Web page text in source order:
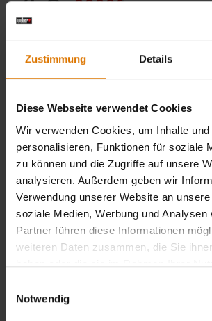
Zustimmung Details
Diese Webseite verwendet Cookies
Wir verwenden Cookies, um Inhalte
personalisieren, Funktionen für soziale
zu können und die Zugriffe auf unsere
analysieren. Außerdem geben wir
Verwendung unserer Website an
soziale Medien, Werbung und Analysen
Partner führen diese Informationen
weiteren Daten zusammen, die Sie
haben oder die sie im Rahmen Ihrer
Notwendig